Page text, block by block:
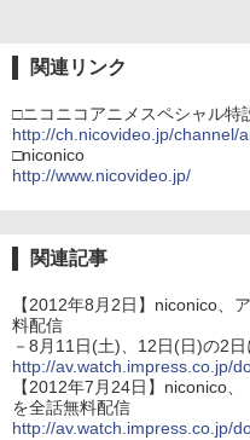
関連リンク
□ニコニコアニメスペシャル特
http://ch.nicovideo.jp/channel/
□niconico
http://www.nicovideo.jp/
関連記事
【2012年8月2日】niconico、
料配信
－8月11日(土)、12日(日)の2
http://av.watch.impress.co.jp/
【2012年7月24日】niconico
を全話無料配信
http://av.watch.impress.co.jp/